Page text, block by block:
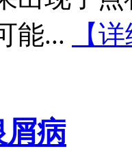
能...
【
屑病